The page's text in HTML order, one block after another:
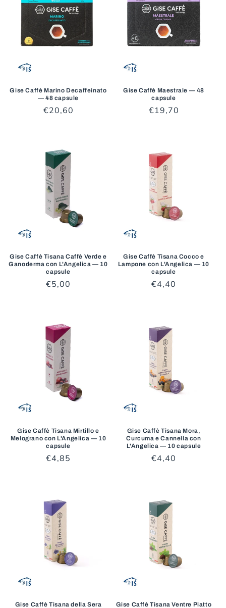
Gise Caffè Marino Decaffeinato
— 48 capsule
Prezzo
€20,60
Gise Caffè Maestrale — 48
capsule
Prezzo
€19,70
Gise Caffè Tisana Caffè Verde e
Ganoderma con L'Angelica — 10
capsule
Prezzo
€5,00
Gise Caffè Tisana Cocco e
Lampone con L'Angelica — 10
capsule
Prezzo
€4,40
Gise Caffè Tisana Mirtillo e
Melograno con L'Angelica — 10
capsule
Prezzo
€4,85
Gise Caffè Tisana Mora,
Curcuma e Cannella con
L'Angelica — 10 capsule
Prezzo
€4,40
Gise Caffè Tisana della Sera Gise Caffè Tisana Ventre Piatto